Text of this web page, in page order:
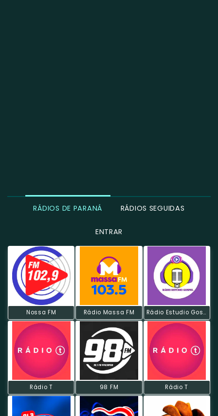
RÁDIOS DE PARANÁ RÁDIOS SEGUIDAS
ENTRAR
Nossa FM Rádio Massa FM Rádio Estudio Gospel CM
Rádio T 98 FM Rádio T